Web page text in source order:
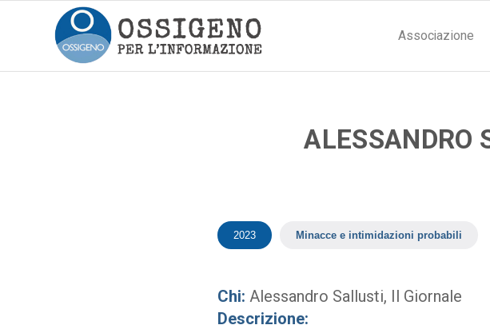
Associazione
ALESSANDRO
2023 Minacce e intimidazioni probabili
Chi: Alessandro Sallusti, Il Giornale
Descrizione: